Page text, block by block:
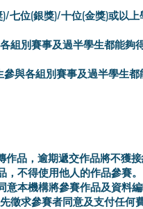
七位(銀獎)/十位(金獎)或以
組別賽事及過半學生都能夠
與各組別賽事及過半學生
品，逾期遞交作品將不獲接
不得使用他人的作品參賽。
意本機構將參賽作品及資料
徵求參賽者同意及支付任何